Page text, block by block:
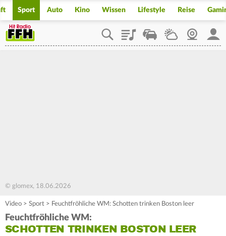
Sport Auto Kino Wissen Lifestyle Reise
PlaylistStaupilotWetterWebcam
© glomex, 18.06.2026
Video > Sport > Feuchtfröhliche WM: Schotten trinken Boston leer
Feuchtfröhliche WM:
SCHOTTEN TRINKEN BOSTON LEER